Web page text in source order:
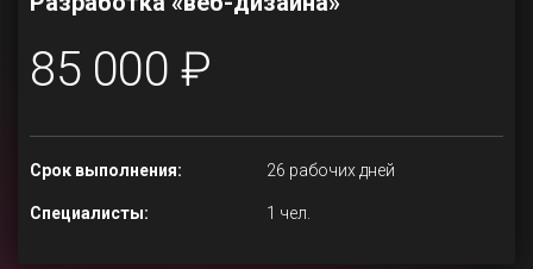
85 000 ₽
Срок выполнения: 26 рабочих дней
Специалисты: 1 чел.